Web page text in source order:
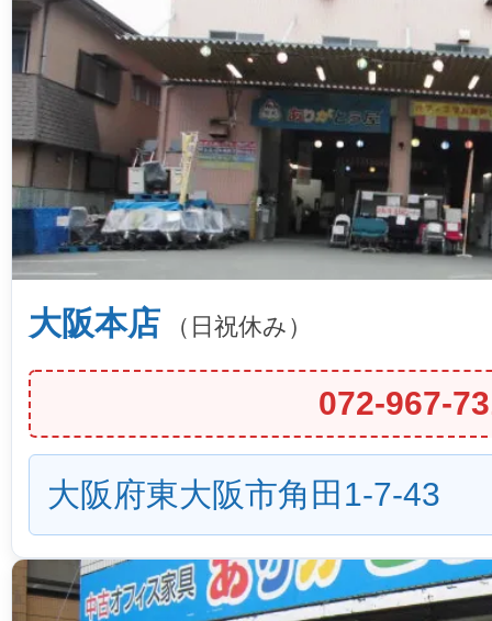
大阪本店 （日祝休み）
072-967-
大阪府東大阪市角田1-7-43